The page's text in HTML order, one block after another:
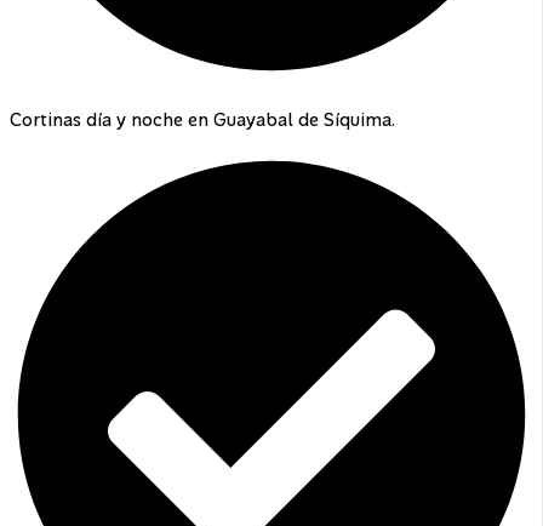
Cortinas día y noche en Guayabal de Síquima.